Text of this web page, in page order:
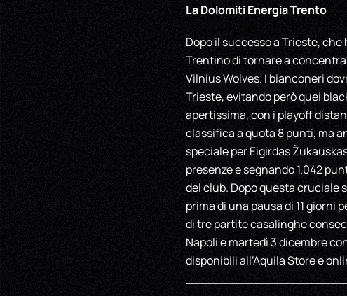
La Dolomiti Energia Trento
Dopo il successo a Trieste,
Trentino di tornare a
Vilnius Wolves. I bianconeri
Trieste, evitando però quei
apertissima, con i playoff
classifica a quota 8 punti, ma
speciale per Eigirdas
presenze e segnando 1.042
del club. Dopo questa cruciale
prima di una pausa di 11 giorni
di tre partite casalinghe
Napoli e martedì 3 dicembre
disponibili all’Aquila Store e